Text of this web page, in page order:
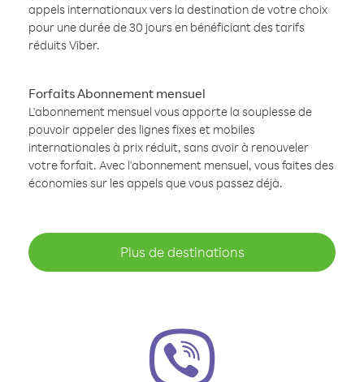
appels internationaux vers la destination de votre choix
pour une durée de 30 jours en bénéficiant des tarifs
réduits Viber.
Forfaits Abonnement mensuel
L'abonnement mensuel vous apporte la souplesse de
pouvoir appeler des lignes fixes et mobiles
internationales à prix réduit, sans avoir à renouveler
votre forfait. Avec l'abonnement mensuel, vous faites des
économies sur les appels que vous passez déjà.
Plus de destinations